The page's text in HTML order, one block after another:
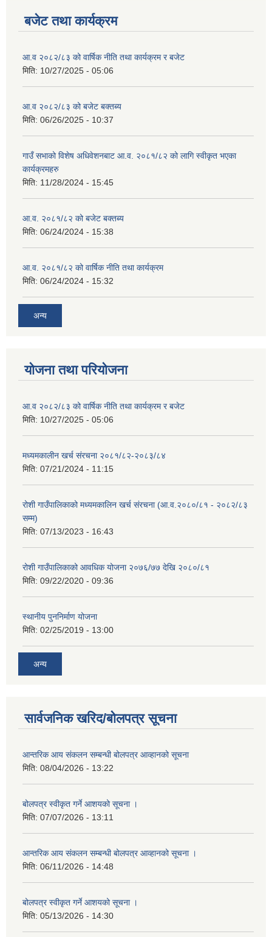
बजेट तथा कार्यक्रम
आ.व २०८२/८३ को वार्षिक नीति तथा कार्यक्रम र बजेट
मिति: 10/27/2025 - 05:06
आ.व २०८२/८३ को बजेट बक्तब्य
मिति: 06/26/2025 - 10:37
गाउँ सभाको विशेष अधिवेशनबाट आ.व. २०८१/८२ को लागि स्वीकृत भएका
कार्यक्रमहरु
मिति: 11/28/2024 - 15:45
आ.व. २०८१/८२ को बजेट बक्तब्य
मिति: 06/24/2024 - 15:38
आ.व. २०८१/८२ को वार्षिक नीति तथा कार्यक्रम
मिति: 06/24/2024 - 15:32
अन्य
योजना तथा परियोजना
आ.व २०८२/८३ को वार्षिक नीति तथा कार्यक्रम र बजेट
मिति: 10/27/2025 - 05:06
मध्यमकालीन खर्च संरचना २०८१/८२-२०८३/८४
मिति: 07/21/2024 - 11:15
रोशी गाउँपालिकाको मध्यमकालिन खर्च संरचना (आ.व.२०८०/८१ - २०८२/८३
सम्म)
मिति: 07/13/2023 - 16:43
रोशी गाउँपालिकाको आवधिक योजना २०७६/७७ देखि २०८०/८१
मिति: 09/22/2020 - 09:36
स्थानीय पुननिर्माण योजना
मिति: 02/25/2019 - 13:00
अन्य
सार्वजनिक खरिद/बोलपत्र सूचना
आन्तरिक आय संकलन सम्बन्धी बोलपत्र आव्हानको सूचना
मिति: 08/04/2026 - 13:22
बोलपत्र स्वीकृत गर्ने आशयको सूचना ।
मिति: 07/07/2026 - 13:11
आन्तरिक आय संकलन सम्बन्धी बोलपत्र आव्हानको सूचना ।
मिति: 06/11/2026 - 14:48
बोलपत्र स्वीकृत गर्ने आशयको सूचना ।
मिति: 05/13/2026 - 14:30